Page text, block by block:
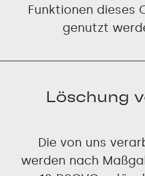
Funktionen dieses
genutzt
Löschung
Die von uns
werden nach